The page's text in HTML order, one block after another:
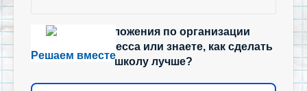
Решаем вместе
Есть предложения по организации
учебного процесса или знаете, как сделать
школу лучше?